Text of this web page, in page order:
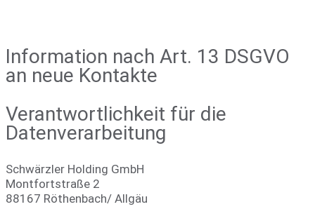
Information nach Art. 13 DSGVO
an neue Kontakte
Verantwortlichkeit für die
Datenverarbeitung
Schwärzler Holding GmbH
Montfortstraße 2
88167 Röthenbach/ Allgäu